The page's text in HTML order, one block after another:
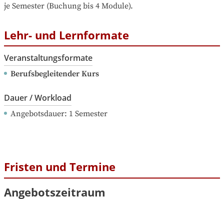
je Semester (Buchung bis 4 Module).
Lehr- und Lernformate
Veranstaltungsformate
Berufsbegleitender Kurs
Dauer / Workload
Angebotsdauer: 1 Semester
Fristen und Termine
Angebotszeitraum